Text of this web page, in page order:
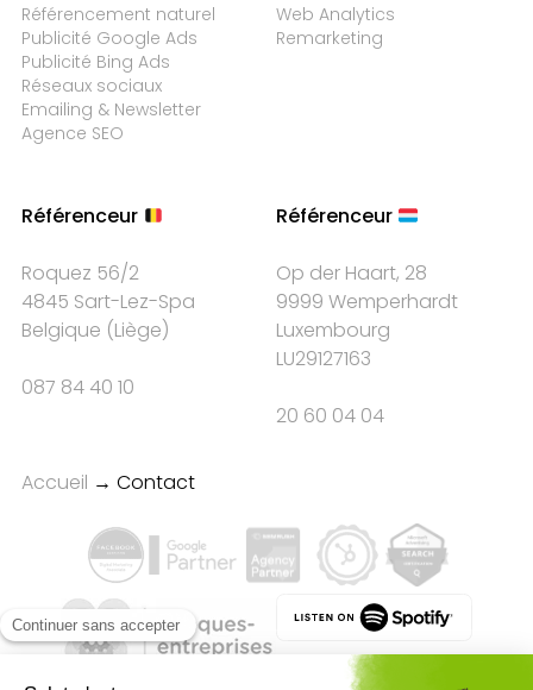
Référencement naturel
Publicité Google Ads
Publicité Bing Ads
Réseaux sociaux
Emailing & Newsletter
Agence SEO
Web Analytics
Remarketing
Référenceur
Roquez 56/2
4845 Sart-Lez-Spa
Belgique (Liège)
087 84 40 10
Référenceur
Op der Haart, 28
9999 Wemperhardt
Luxembourg
LU29127163
20 60 04 04
Accueil → Contact